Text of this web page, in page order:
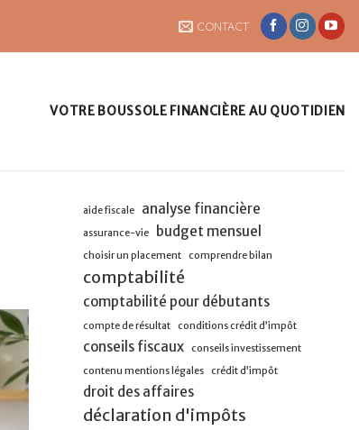
CONTACT
VOTRE BOUSSOLE FINANCIÈRE AU QUOTIDIEN
aide fiscale analyse financière
assurance-vie budget mensuel
choisir un placement comprendre bilan
comptabilité
comptabilité pour débutants
compte de résultat conditions crédit d’impôt
conseils fiscaux
conseils investissement
contenu mentions légales
crédit d’impôt
droit des affaires
déclaration d'impôts